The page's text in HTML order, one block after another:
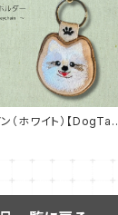
（ホワイト）【DogTag
刺繍キーホルダー